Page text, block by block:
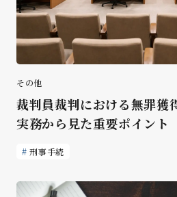
その他
裁判員裁判における無罪獲
実務から見た重要ポイント
刑事手続